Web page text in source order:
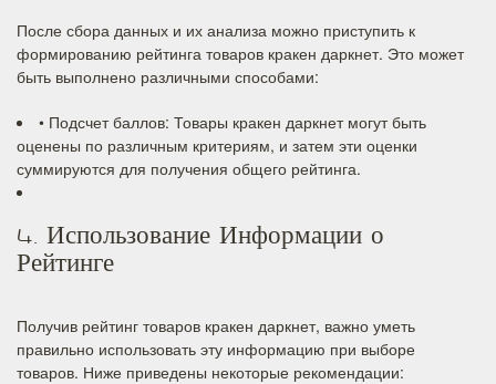
После сбора данных и их анализа можно приступить к
формированию рейтинга товаров кракен даркнет. Это может
быть выполнено различными способами:
• Подсчет баллов: Товары кракен даркнет могут быть
оценены по различным критериям, и затем эти оценки
суммируются для получения общего рейтинга.
4. Использование Информации о
Рейтинге
Получив рейтинг товаров кракен даркнет, важно уметь
правильно использовать эту информацию при выборе
товаров. Ниже приведены некоторые рекомендации: